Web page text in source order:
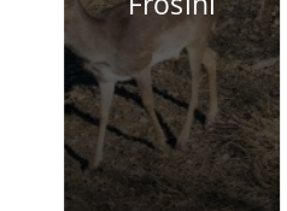
del
territorio
Fine di un
limbo
trentennale